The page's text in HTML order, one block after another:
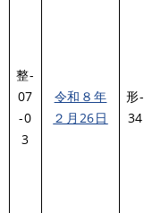
整-
07
-0
3
令和８年
２月26日
形-
34